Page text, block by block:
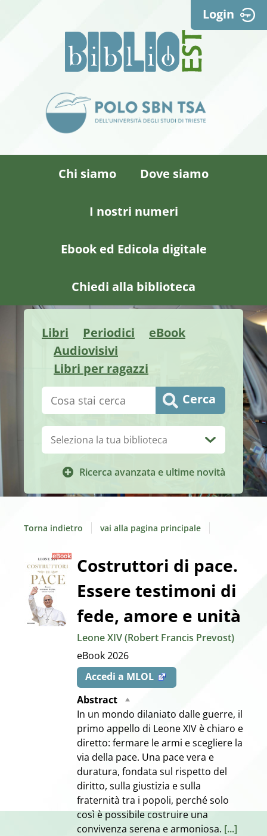
Login
Chi siamo Dove siamo
I nostri numeri
Ebook ed Edicola digitale
Chiedi alla biblioteca
Libri Periodici
eBook
Audiovisivi
Libri per ragazzi
Cerca su "Catalogo" Cerca
Ricerca avanzata e ultime novità
Biblioteca:
Torna indietro vai alla pagina principale
Dettaglio
del
documento
Costruttori di pace.
Essere testimoni di
fede, amore e unità
Leone XIV (Robert Francis Prevost)
eBook2026
Accedi a MLOL
Abstract
In un mondo dilaniato dalle guerre, il
primo appello di Leone XIV è chiaro e
diretto: fermare le armi e scegliere la
via della pace. Una pace vera e
duratura, fondata sul rispetto del
diritto, sulla giustizia e sulla
fraternità tra i popoli, perché solo
così è possibile costruire una
convivenza serena e armoniosa. [...]